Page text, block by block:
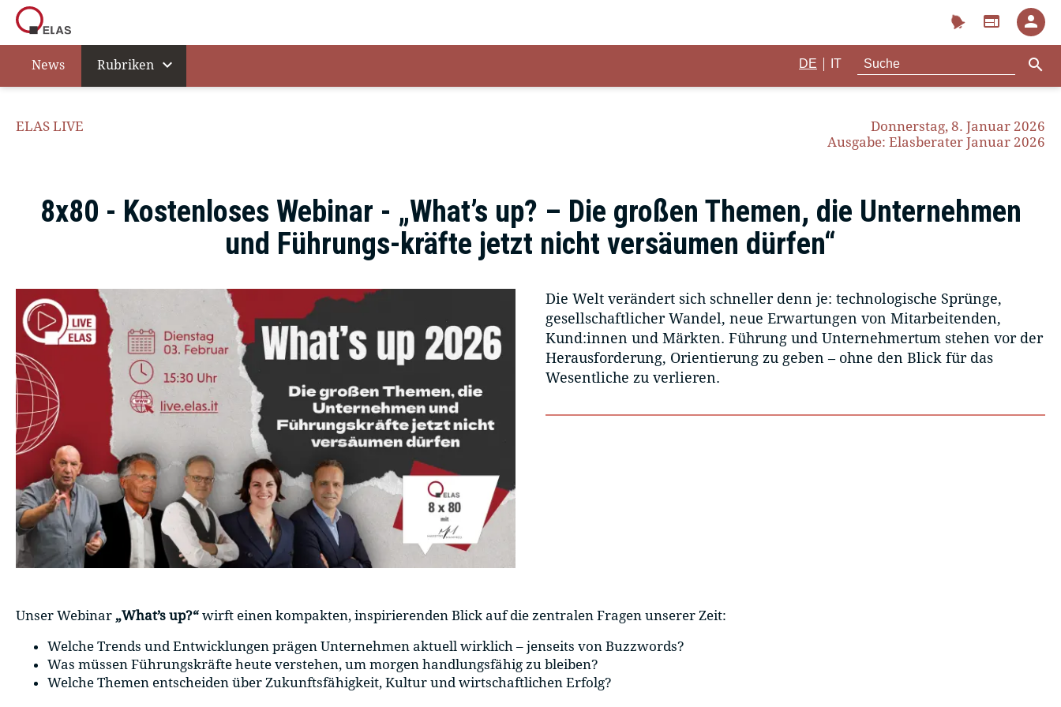
notifications web person
News Rubriken expand_more DE IT search
ELAS LIVE
Donnerstag, 8. Januar 2026
Ausgabe: Elasberater Januar 2026
8x80 - Kostenloses Webinar - „What’s up? – Die großen Themen, die Unternehmen
und Führungs-kräfte jetzt nicht versäumen dürfen“
Die Welt verändert sich schneller denn je: technologische Sprünge,
gesellschaftlicher Wandel, neue Erwartungen von Mitarbeitenden,
Kund:innen und Märkten. Führung und Unternehmertum stehen vor der
Herausforderung, Orientierung zu geben – ohne den Blick für das
Wesentliche zu verlieren.
Unser Webinar „What’s up?“ wirft einen kompakten, inspirierenden Blick auf die zentralen Fragen unserer Zeit:
Welche Trends und Entwicklungen prägen Unternehmen aktuell wirklich – jenseits von Buzzwords?
Was müssen Führungskräfte heute verstehen, um morgen handlungsfähig zu bleiben?
Welche Themen entscheiden über Zukunftsfähigkeit, Kultur und wirtschaftlichen Erfolg?